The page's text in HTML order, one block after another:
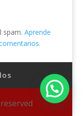
spam. Aprende